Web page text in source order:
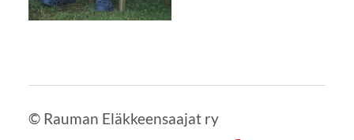
© Rauman Eläkkeensaajat ry